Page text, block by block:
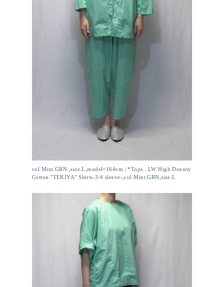
col.Mint.GRN ,size.L,model=164cm | *Tops...LW High Density
Cotton "TEKIYA" Shirts-3/4 sleeve-,col.Mint.GRN,size.L